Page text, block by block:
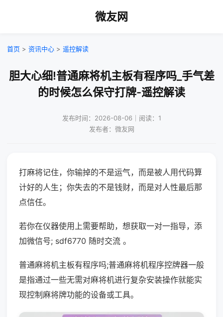
微友网
首页 > 资讯中心 > 遥控解读
胆大心细!普通麻将机主板有程序吗_手气差
的时候怎么保守打牌-遥控解读
发布时间：2026-08-06｜阅读：1
发布者：微友网
打麻将记住，你输掉的不是运气，而是被人用代码算
计好的人生；你失去的不是钱财，而是对人性最后那
点信任。
若你在仪器使用上需要帮助，想获取一对一指导，添
加微信号; sdf6770 随时交流 。
普通麻将机主板有程序吗;普通麻将机程序控牌器一般
是指通过一些无需对麻将机进行复杂安装操作就能实
现控制麻将牌功能的设备或工具。